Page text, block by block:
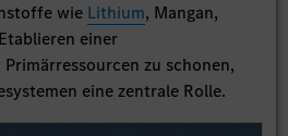
wie Lithium, Mangan,
einer
zu schonen,
eine zentrale Rolle.